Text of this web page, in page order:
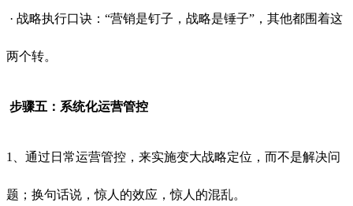
· 战略执行口诀：“营销是钉子，战略是锤子”，其他都围着这
两个转。
步骤五：系统化运营管控
1、通过日常运营管控，来实施变大战略定位，而不是解决问
题；换句话说，惊人的效应，惊人的混乱。